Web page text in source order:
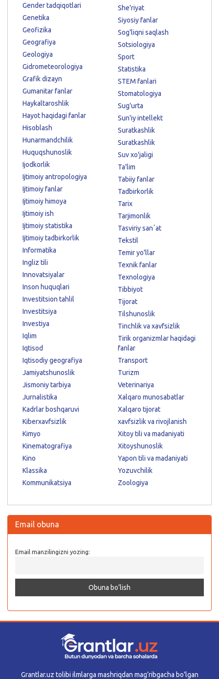
Gender tadqiqotlari
Genetika
Geofizika
Geografiya
Geologiya
Gidrometeorologiya
Grafik dizayn
Gumanitar fanlar
Haykaltaroshlik
Hayot haqidagi fanlar
Hisoblash
Hunarmandchilik
Huquqshunoslik
Ijodkorlik
Ijtimoiy antropologiya
Ijtimoiy fanlar
Ijtimoiy himoya
Ijtimoiy ish
Ijtimoiy statistika
Ijtimoiy tadbirkorlik
Informatika
Ingliz tili
Innovatsiyalar
Inson huquqlari
Investitsion tahlil
Investitsiya
Investiya
Iqlim
Iqtisod
Iqtisodiy geografiya
Jamiyatshunoslik
Jismoniy tarbiya
Jurnalistika
Kadrlar boshqaruvi
Kiberxavfsizlik
Kimyo
Kinematografiya
Kino
Klassika
Kommunikatsiya
She'riyat
Siyosiy fanlar
Sog'liqni saqlash
Sotsiologiya
Sport
Statistika
STEM fanlari
Stomatologiya
Sug'urta
Sun'iy intellekt
Suratkashlik
Suratkashlik
Suv xo'jaligi
Ta'lim
Tabiiy fanlar
Tadbirkorlik
Tarix
Tarjimonlik
Tasviriy sanʼat
Tekstil
Temir yo'llar
Texnik fanlar
Texnologiya
Tibbiyot
Tijorat
Tilshunoslik
Tinchlik va xavfsizlik
Tirik organizmlar haqidagi
fanlar
Transport
Turizm
Veterinariya
Xalqaro munosabatlar
Xalqaro tijorat
xavfsizlik va rivojlanish
Xitoy tili va madaniyati
Xitoyshunoslik
Yapon tili va madaniyati
Yozuvchilik
Zoologiya
Email obuna
Email manzilingizni yozing:
Grantlar.uz tolibi ilmlarga mashriqdan mag’ribgacha bo’lgan